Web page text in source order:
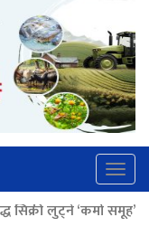
नाइकेसहित पाँच